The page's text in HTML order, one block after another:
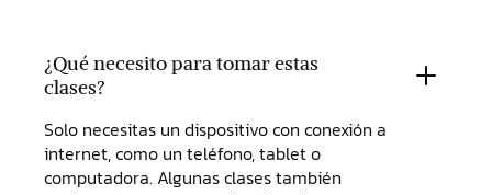
¿Qué necesito para tomar estas
clases?
Solo necesitas un dispositivo con conexión a
internet, como un teléfono, tablet o
computadora. Algunas clases también